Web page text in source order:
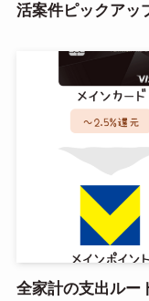
活案件ピックアッ
全家計の支出ルー